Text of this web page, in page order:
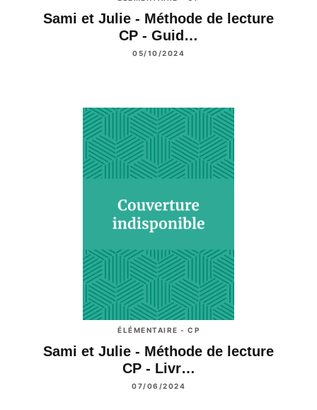
Sami et Julie - Méthode de lecture
CP - Guid…
05/10/2024
ÉLÉMENTAIRE - CP
Sami et Julie - Méthode de lecture
CP - Livr…
07/06/2024